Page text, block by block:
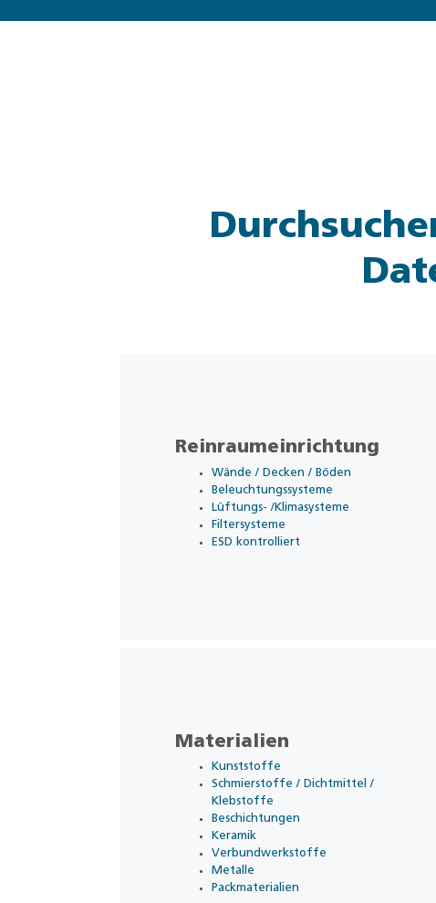
Reinraumeinrichtung
Wände / Decken / Böden
Beleuchtungssysteme
Lüftungs- /Klimasysteme
Filtersysteme
ESD kontrolliert
Materialien
Kunststoffe
Schmierstoffe / Dichtmittel /
Klebstoffe
Beschichtungen
Keramik
Verbundwerkstoffe
Metalle
Packmaterialien